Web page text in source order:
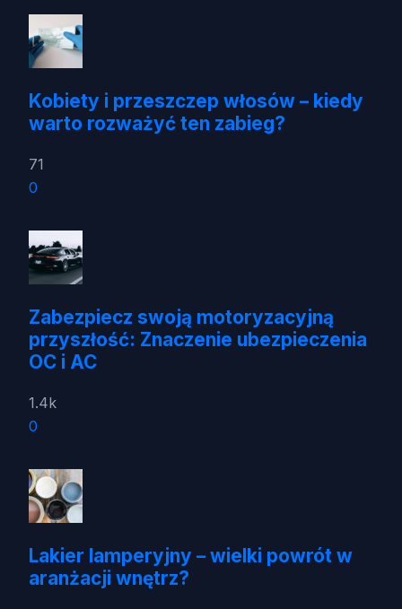
Kobiety i przeszczep włosów – kiedy
warto rozważyć ten zabieg?
71
0
Zabezpiecz swoją motoryzacyjną
przyszłość: Znaczenie ubezpieczenia
OC i AC
1.4k
0
Lakier lamperyjny – wielki powrót w
aranżacji wnętrz?